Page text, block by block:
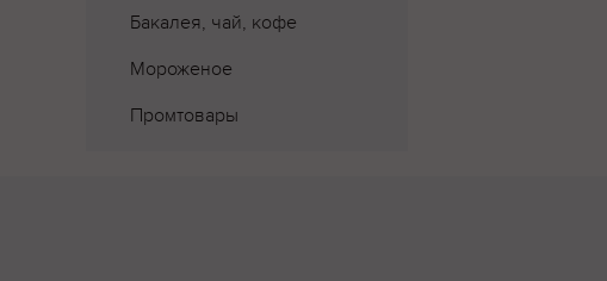
Бакалея, чай, кофе
Мороженое
Промтовары